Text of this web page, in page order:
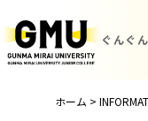
ぐんぐ
ホーム >